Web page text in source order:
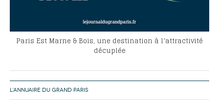
Paris Est Marne & Bois, une destination à l’attractivité
décuplée
L’ANNUAIRE DU GRAND PARIS